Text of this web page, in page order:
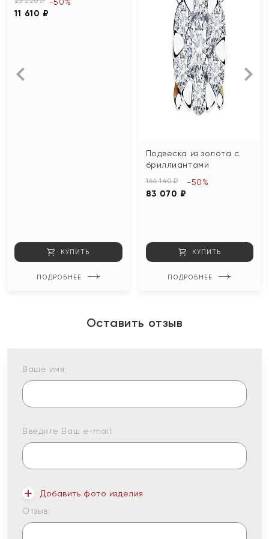
11 610 ₽
КУПИТЬ
ПОДРОБНЕЕ
Подвеска из золота с
бриллиантами
166 140 ₽
83 070 ₽
-50%
КУПИТЬ
ПОДРОБНЕЕ
Оставить отзыв
Ваше имя:
Введите Ваш e-mail:
Добавить фото изделия
Отзыв: